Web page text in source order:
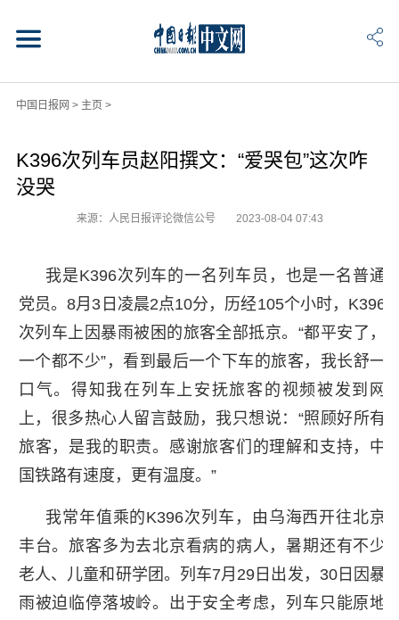
中国日报网 > 主页>
K396次列车员赵阳撰文：“爱哭包”这次咋
没哭
来源：人民日报评论微信公号 2023-08-04 07:43
我是K396次列车的一名列车员，也是一名普通
党员。8月3日凌晨2点10分，历经105个小时，K396
次列车上因暴雨被困的旅客全部抵京。“都平安了，
一个都不少”，看到最后一个下车的旅客，我长舒一
口气。得知我在列车上安抚旅客的视频被发到网
上，很多热心人留言鼓励，我只想说：“照顾好所有
旅客，是我的职责。感谢旅客们的理解和支持，中
国铁路有速度，更有温度。”
我常年值乘的K396次列车，由乌海西开往北京
丰台。旅客多为去北京看病的病人，暑期还有不少
老人、儿童和研学团。列车7月29日出发，30日因暴
雨被迫临停落坡岭。出于安全考虑，列车只能原地